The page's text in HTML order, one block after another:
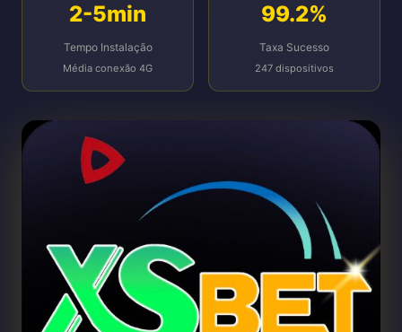
2-5min
Tempo Instalação
Média conexão 4G
99.2%
Taxa Sucesso
247 dispositivos